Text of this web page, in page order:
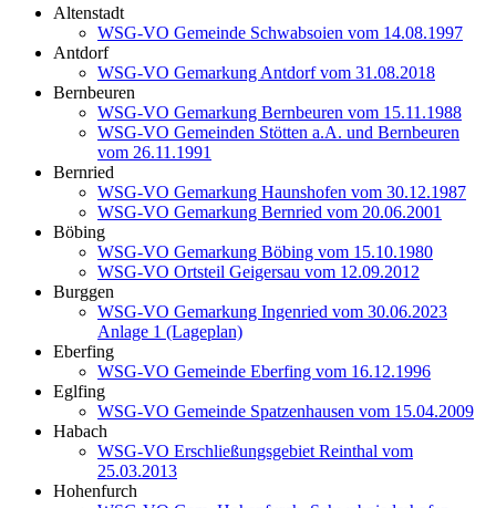
Altenstadt
WSG-VO Gemeinde Schwabsoien vom 14.08.1997
Antdorf
WSG-VO Gemarkung Antdorf vom 31.08.2018
Bernbeuren
WSG-VO Gemarkung Bernbeuren vom 15.11.1988
WSG-VO Gemeinden Stötten a.A. und Bernbeuren
vom 26.11.1991
Bernried
WSG-VO Gemarkung Haunshofen vom 30.12.1987
WSG-VO Gemarkung Bernried vom 20.06.2001
Böbing
WSG-VO Gemarkung Böbing vom 15.10.1980
WSG-VO Ortsteil Geigersau vom 12.09.2012
Burggen
WSG-VO Gemarkung Ingenried vom 30.06.2023
Anlage 1 (Lageplan)
Eberfing
WSG-VO Gemeinde Eberfing vom 16.12.1996
Eglfing
WSG-VO Gemeinde Spatzenhausen vom 15.04.2009
Habach
WSG-VO Erschließungsgebiet Reinthal vom
25.03.2013
Hohenfurch